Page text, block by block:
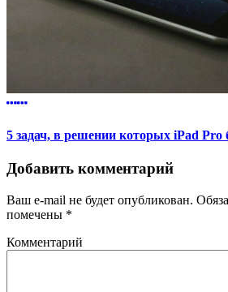
5 задач, в решении которых iPad Pro
Добавить комментарий
Ваш e-mail не будет опубликован.
помечены *
Комментарий